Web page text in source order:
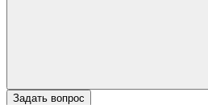
Задать вопрос